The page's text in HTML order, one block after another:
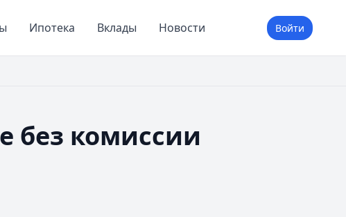
Ипотека Вклады Новости Войти
без комиссии